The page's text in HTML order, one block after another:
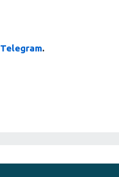
Telegram.